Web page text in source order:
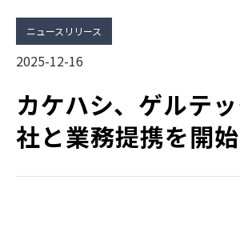
ニュースリリース
2025-12-16
カケハシ、ゲルテ
社と業務提携を開始